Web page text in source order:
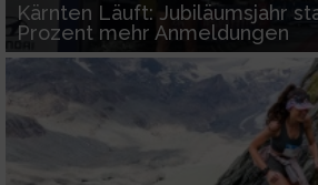
Kärnten Läuft: Jubiläumsjahr
Prozent mehr Anmeldungen